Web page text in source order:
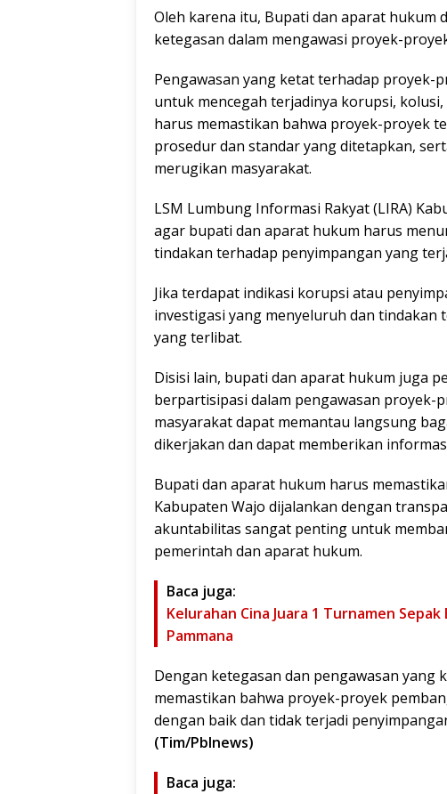
Oleh karena itu, Bupati dan aparat hukum
ketegasan dalam mengawasi proyek-
Pengawasan yang ketat terhadap
untuk mencegah terjadinya korupsi,
harus memastikan bahwa proyek-proyek
prosedur dan standar yang ditetapkan,
merugikan masyarakat.
LSM Lumbung Informasi Rakyat (LIRA)
agar bupati dan aparat hukum harus
tindakan terhadap penyimpangan yang
Jika terdapat indikasi korupsi atau
investigasi yang menyeluruh dan
yang terlibat.
Disisi lain, bupati dan aparat hukum juga
berpartisipasi dalam pengawasan proyek-
masyarakat dapat memantau langsung
dikerjakan dan dapat memberikan
Bupati dan aparat hukum harus
Kabupaten Wajo dijalankan dengan
akuntabilitas sangat penting untuk
pemerintah dan aparat hukum.
Baca juga:
Kelurahan Cina Juara 1 Turnamen
Pammana
Dengan ketegasan dan pengawasan
memastikan bahwa proyek-proyek
dengan baik dan tidak terjadi
(Tim/Pblnews)
Baca juga: